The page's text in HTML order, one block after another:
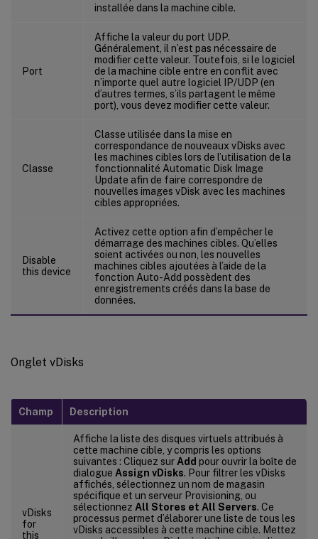
installée dans la machine cible.
Port
Affiche la valeur du port UDP.
Généralement, il n’est pas nécessaire de
modifier cette valeur. Toutefois, si le logiciel
de la machine cible entre en conflit avec
n’importe quel autre logiciel IP/UDP (en
d’autres termes, s’ils partagent le même
port), vous devez modifier cette valeur.
Classe
Classe utilisée dans la mise en
correspondance de nouveaux vDisks avec
les machines cibles lors de l’utilisation de la
fonctionnalité Automatic Disk Image
Update afin de faire correspondre de
nouvelles images vDisk avec les machines
cibles appropriées.
Disable
this device
Activez cette option afin d’empêcher le
démarrage des machines cibles. Qu’elles
soient activées ou non, les nouvelles
machines cibles ajoutées à l’aide de la
fonction Auto-Add possèdent des
enregistrements créés dans la base de
données.
Onglet vDisks
Champ Description
vDisks
for
this
Affiche la liste des disques virtuels attribués à
cette machine cible, y compris les options
suivantes : Cliquez sur Add pour ouvrir la boîte de
dialogue Assign vDisks. Pour filtrer les vDisks
affichés, sélectionnez un nom de magasin
spécifique et un serveur Provisioning, ou
sélectionnez All Stores et All Servers. Ce
processus permet d’élaborer une liste de tous les
vDisks accessibles à cette machine cible. Mettez